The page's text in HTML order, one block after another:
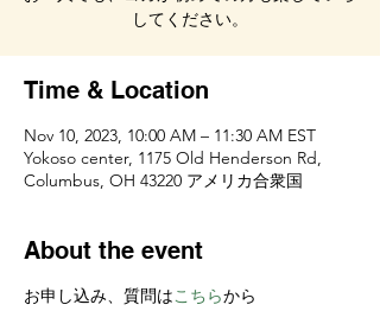
してください。
Time & Location
Nov 10, 2023, 10:00 AM – 11:30 AM EST
Yokoso center, 1175 Old Henderson Rd,
Columbus, OH 43220 アメリカ合衆国
About the event
お申し込み、質問はこちらから